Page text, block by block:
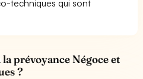
techniques qui sont
prévoyance Négoce et
?